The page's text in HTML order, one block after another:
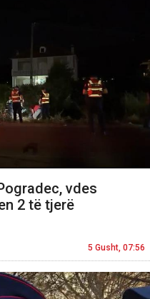
vdes
2 të tjerë
5 Gusht, 07:56